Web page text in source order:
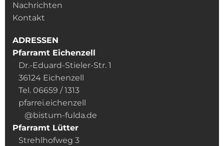
Nachrichten
Kontakt
ADRESSEN
Pfarramt Eichenzell
Dr.-Eduard-Stieler-Str. 1
36124 Eichenzell
Tel. 06659 / 1313
pfarrei.eichenzell
@bistum-fulda.de
Pfarramt Lütter
Strehlhofweg 3